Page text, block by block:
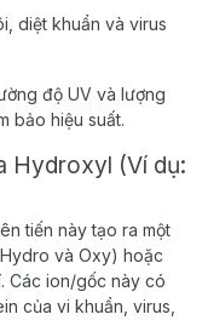
diệt khuẩn và virus
độ UV và lượng
bảo hiệu suất.
Hydroxyl (Ví dụ:
tiến này tạo ra một
và Oxy) hoặc
Các ion/gốc này có
của vi khuẩn, virus,